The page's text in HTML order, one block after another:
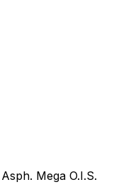
Mega O.I.S.